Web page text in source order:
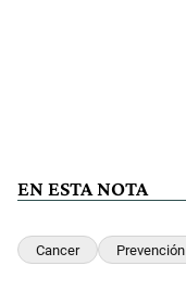
EN ESTA NOTA
Cancer Prevención